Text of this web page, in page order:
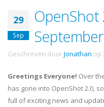
29
Sep
OpenShot
Geschreven doorJonathan op
Greetings Everyone! Over
has gone into OpenShot 2.0,
full of exciting news and